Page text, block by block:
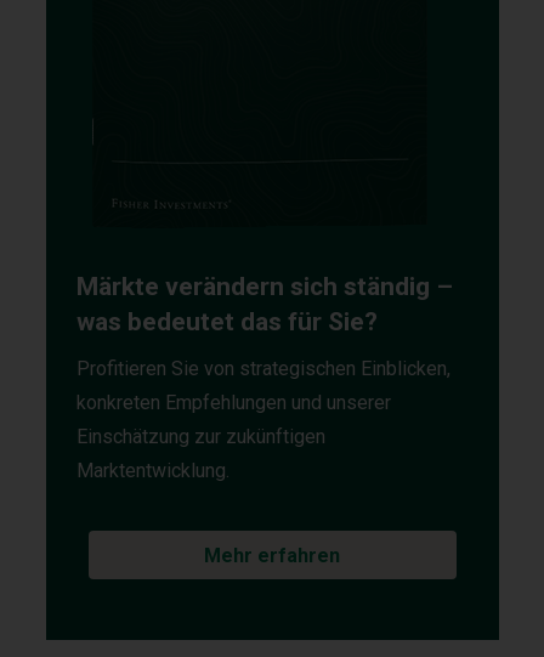
Märkte verändern sich ständig –
was bedeutet das für Sie?
Profitieren Sie von strategischen Einblicken,
konkreten Empfehlungen und unserer
Einschätzung zur zukünftigen
Marktentwicklung.
Mehr erfahren